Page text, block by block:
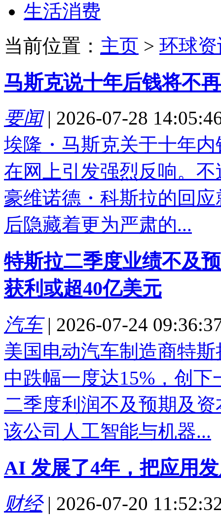
生活消费
当前位置： 主页 > 环球
马斯克说十年后钱将不
要闻| 2026-07-28
埃隆・马斯克关于十年
在网上引发强烈反响。
豪维诺德・科斯拉的回
后隐藏着更为严肃的...
特斯拉二季度业绩不及
获利或超40亿美元
汽车| 2026-07-24
美国电动汽车制造商特
中跌幅一度达15%，创
二季度利润不及预期及
该公司人工智能与机器...
AI 发展了4年，把应用
财经| 2026-07-20